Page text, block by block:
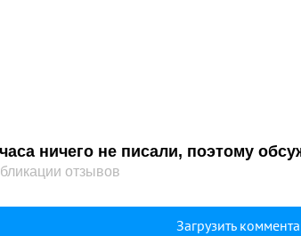
ничего не писали, поэтому
отзывов
Загрузить